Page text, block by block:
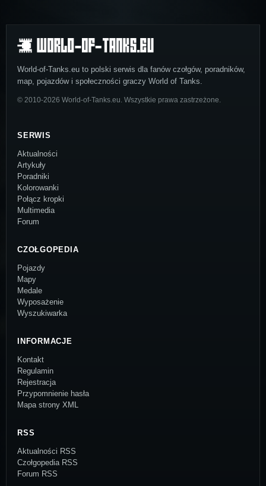
World-of-Tanks.eu to polski serwis dla fanów czołgów, poradników,
map, pojazdów i społeczności graczy World of Tanks.
© 2010-2026 World-of-Tanks.eu. Wszystkie prawa zastrzeżone.
SERWIS
Aktualności
Artykuły
Poradniki
Kolorowanki
Połącz kropki
Multimedia
Forum
CZOŁGOPEDIA
Pojazdy
Mapy
Medale
Wyposażenie
Wyszukiwarka
INFORMACJE
Kontakt
Regulamin
Rejestracja
Przypomnienie hasła
Mapa strony XML
RSS
Aktualności RSS
Czołgopedia RSS
Forum RSS